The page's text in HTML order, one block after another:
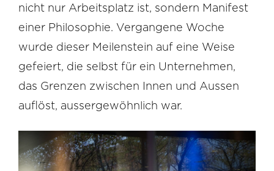
nicht nur Arbeitsplatz ist, sondern Manifest
einer Philosophie. Vergangene Woche
wurde dieser Meilenstein auf eine Weise
gefeiert, die selbst für ein Unternehmen,
das Grenzen zwischen Innen und Aussen
auflöst, aussergewöhnlich war.